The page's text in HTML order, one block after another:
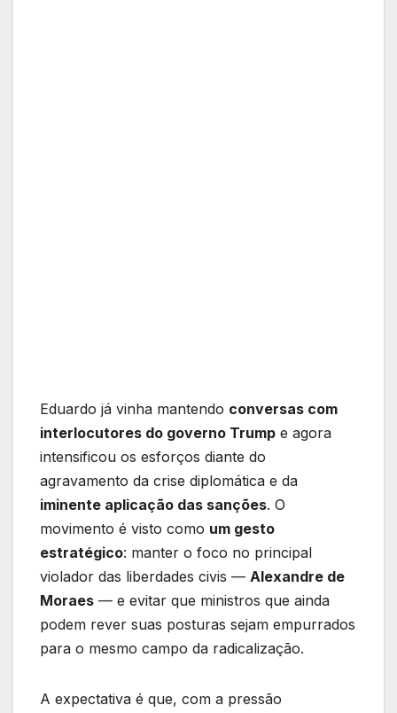
Eduardo já vinha mantendo conversas com
interlocutores do governo Trump e agora
intensificou os esforços diante do
agravamento da crise diplomática e da
iminente aplicação das sanções. O
movimento é visto como um gesto
estratégico: manter o foco no principal
violador das liberdades civis — Alexandre de
Moraes — e evitar que ministros que ainda
podem rever suas posturas sejam empurrados
para o mesmo campo da radicalização.
A expectativa é que, com a pressão